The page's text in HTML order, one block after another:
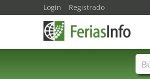
Login Registrado